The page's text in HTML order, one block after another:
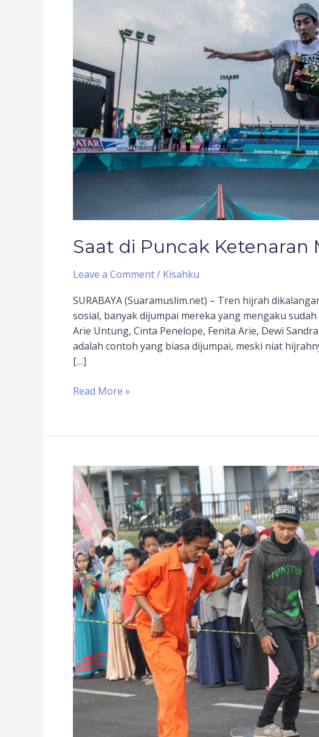
Saat di Puncak Ketenaran
Leave a Comment/ Kisahku
SURABAYA (Suaramuslim.net) – Tren hijrah
sosial, banyak dijumpai mereka yang mengaku
Arie Untung, Cinta Penelope, Fenita Arie, Dewi
adalah contoh yang biasa dijumpai, meski niat
[…]
Read More »
Pevi
Permana:
Dari
Juara
Asian
Games
Hingga
Penggerak
Komunitas
Hijrah